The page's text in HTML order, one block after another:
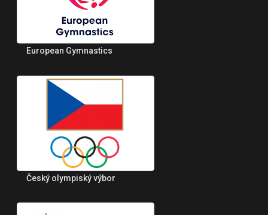
European Gymnastics
Český olympiský výbor